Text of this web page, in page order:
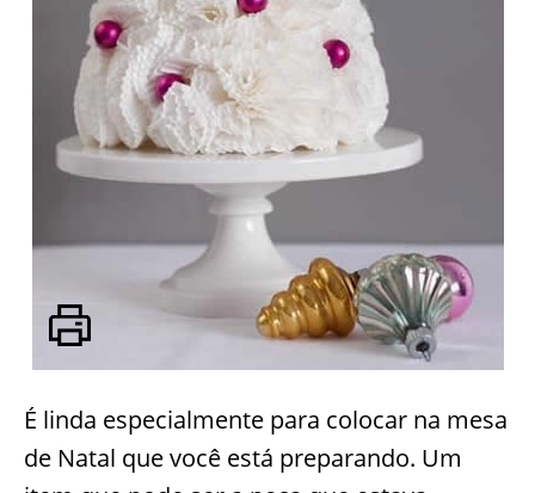
É linda especialmente para colocar na mesa
de Natal que você está preparando. Um